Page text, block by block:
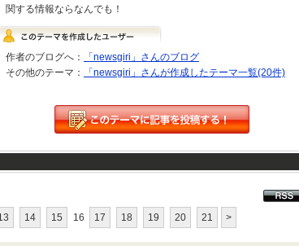
関する情報ならなんでも！
作者のブログへ：
「newsgiri」さんのブログ
その他のテーマ：
「newsgiri」さんが作成したテーマ一覧(20件)
14 15 16 17 18 19 20 21 >